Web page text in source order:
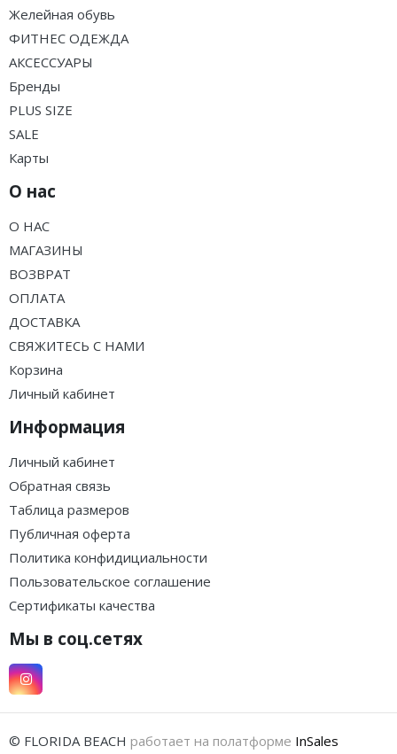
Желейная обувь
ФИТНЕС ОДЕЖДА
АКСЕССУАРЫ
Бренды
PLUS SIZE
SALE
Карты
О нас
О НАС
МАГАЗИНЫ
ВОЗВРАТ
ОПЛАТА
ДОСТАВКА
СВЯЖИТЕСЬ С НАМИ
Корзина
Личный кабинет
Информация
Личный кабинет
Обратная связь
Таблица размеров
Публичная оферта
Политика конфидициальности
Пользовательское соглашение
Сертификаты качества
Мы в соц.сетях
© FLORIDA BEACH работает на полатформе InSales